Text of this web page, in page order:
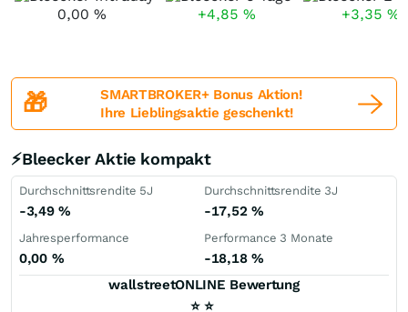
0,00 % +4,85 % +3,35 %
🎁
SMARTBROKER+ Bonus Aktion!
Ihre Lieblingsaktie geschenkt!
⚡Bleecker Aktie kompakt
Durchschnittsrendite 5J
-3,49%
Durchschnittsrendite 3J
-17,52 %
Jahresperformance
0,00 %
Performance 3 Monate
-18,18 %
wallstreetONLINE Bewertung
⭐ ⭐